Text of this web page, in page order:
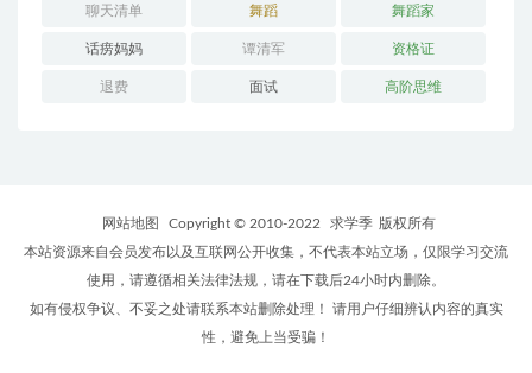
聊天清单 舞蹈 舞蹈家
话痨妈妈 谭清军 资格证
退费 面试 高阶思维
网站地图 Copyright © 2010-2022 求学季 版权所有
本站资源来自会员发布以及互联网公开收集，不代表本站立场，仅限学习交流
使用，请遵循相关法律法规，请在下载后24小时内删除。
如有侵权争议、不妥之处请联系本站删除处理！ 请用户仔细辨认内容的真实
性，避免上当受骗！